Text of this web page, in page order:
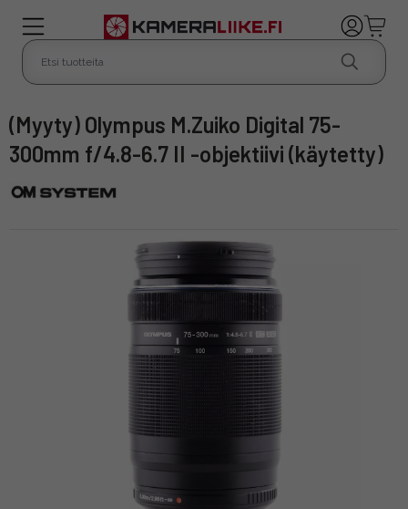
(Myyty) Olympus M.Zuiko Digital 75-
300mm f/4.8-6.7 II -objektiivi (käytetty)